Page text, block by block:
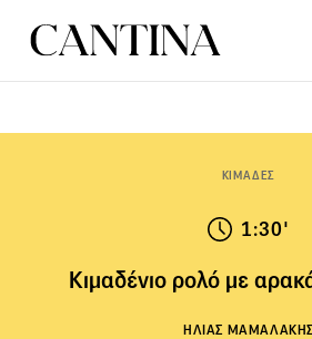
ΚΙΜΑΔΕΣ
1:30'
Κιμαδένιο ρολό με
ΗΛΙΑΣ ΜΑΜΑΛΑΚΗΣ